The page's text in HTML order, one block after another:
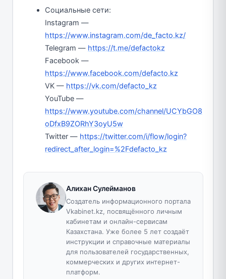
Социальные сети:
Instagram —
https://www.instagram.com/de_facto.kz/
Telegram — https://t.me/defactokz
Facebook —
https://www.facebook.com/defacto.kz
VK — https://vk.com/defacto_kz
YouTube —
https://www.youtube.com/channel/UCYbGO8
oDfxB9ZORhY3oyU5w
Twitter — https://twitter.com/i/flow/login?
redirect_after_login=%2Fdefacto_kz
Алихан Сулейманов
Создатель информационного портала
Vkabinet.kz, посвящённого личным
кабинетам и онлайн-сервисам
Казахстана. Уже более 5 лет создаёт
инструкции и справочные материалы
для пользователей государственных,
коммерческих и других интернет-
платформ.